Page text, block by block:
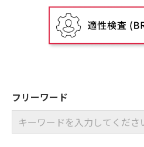
フリーワード